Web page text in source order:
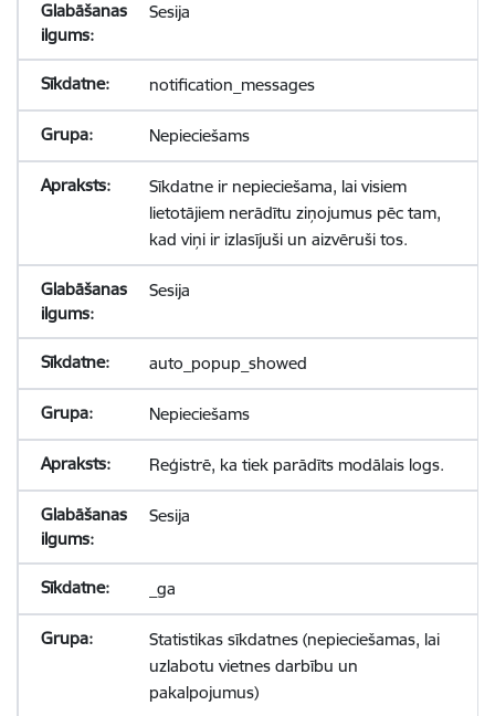
Sesija
notification_messages
Nepieciešams
Sīkdatne ir nepieciešama, lai visiem
lietotājiem nerādītu ziņojumus pēc tam,
kad viņi ir izlasījuši un aizvēruši tos.
Sesija
auto_popup_showed
Nepieciešams
Reģistrē, ka tiek parādīts modālais logs.
Sesija
_ga
Statistikas sīkdatnes (nepieciešamas, lai
uzlabotu vietnes darbību un
pakalpojumus)